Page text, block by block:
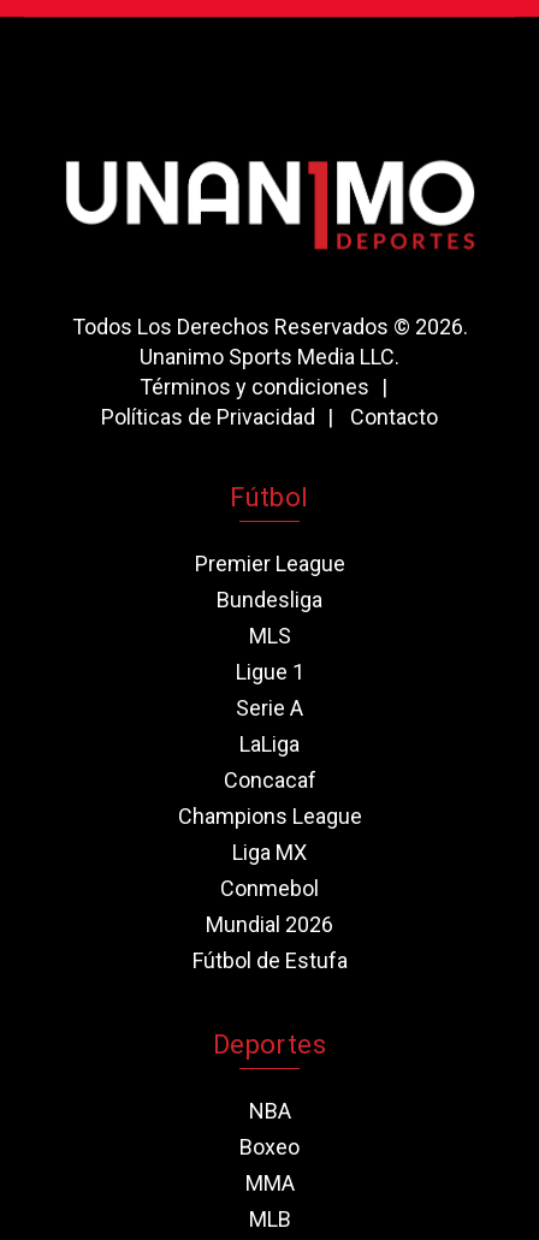
Todos Los Derechos Reservados © 2026.
Unanimo Sports Media LLC.
Términos y condiciones
Políticas de Privacidad
Contacto
Fútbol
Premier League
Bundesliga
MLS
Ligue 1
Serie A
LaLiga
Concacaf
Champions League
Liga MX
Conmebol
Mundial 2026
Fútbol de Estufa
Deportes
NBA
Boxeo
MMA
MLB